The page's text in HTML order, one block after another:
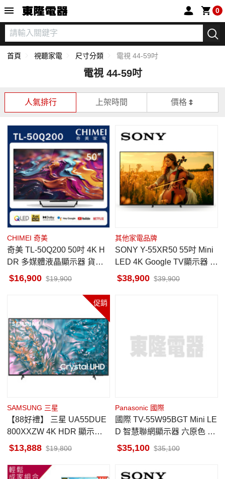
0
首頁 視聽家電 尺寸分類 電視 44-59吋
電視 44-59吋
人氣排行 上架時間 價格
CHIMEI 奇美
奇美 TL-50Q200 50吋 4K H
DR 多媒體液晶顯示器 貨到
無安裝
16,900 19,900
其他家電品牌
SONY Y-55XR50 55吋 Mini
LED 4K Google TV顯示器 馬
來西亞製
38,900 39,900
促銷
SAMSUNG 三星
【88好禮】 三星 UA55DUE
800XXZW 4K HDR 顯示器
魔幻音場
13,888 19,800
Panasonic 國際
國際 TV-55W95BGT Mini LE
D 智慧聯網顯示器 六原色 55
吋35,100 35,100